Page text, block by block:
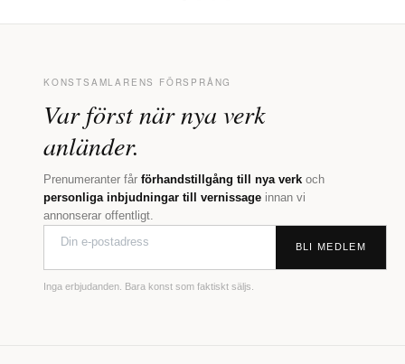
KONSTSAMLARENS FÖRSPRÅNG
Var först när nya verk
anländer.
Prenumeranter får förhandstillgång till nya verk och
personliga inbjudningar till vernissage innan vi
annonserar offentligt.
BLI MEDLEM
Inga erbjudanden. Bara konst som faktiskt säljs.